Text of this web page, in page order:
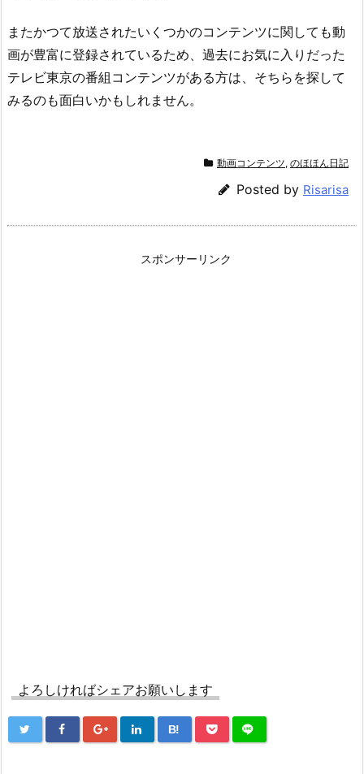
またかつて放送されたいくつかのコンテンツに関しても動
画が豊富に登録されているため、過去にお気に入りだった
テレビ東京の番組コンテンツがある方は、そちらを探して
みるのも面白いかもしれません。
動画コンテンツ, のほほん日記
Posted by Risarisa
スポンサーリンク
よろしければシェアお願いします
B!